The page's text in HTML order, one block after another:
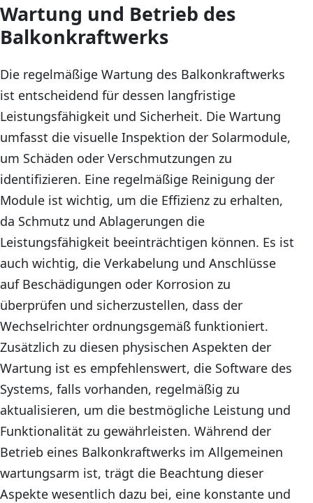
Wartung und Betrieb des
Balkonkraftwerks
Die regelmäßige Wartung des Balkonkraftwerks
ist entscheidend für dessen langfristige
Leistungsfähigkeit und Sicherheit. Die Wartung
umfasst die visuelle Inspektion der Solarmodule,
um Schäden oder Verschmutzungen zu
identifizieren. Eine regelmäßige Reinigung der
Module ist wichtig, um die Effizienz zu erhalten,
da Schmutz und Ablagerungen die
Leistungsfähigkeit beeinträchtigen können. Es ist
auch wichtig, die Verkabelung und Anschlüsse
auf Beschädigungen oder Korrosion zu
überprüfen und sicherzustellen, dass der
Wechselrichter ordnungsgemäß funktioniert.
Zusätzlich zu diesen physischen Aspekten der
Wartung ist es empfehlenswert, die Software des
Systems, falls vorhanden, regelmäßig zu
aktualisieren, um die bestmögliche Leistung und
Funktionalität zu gewährleisten. Während der
Betrieb eines Balkonkraftwerks im Allgemeinen
wartungsarm ist, trägt die Beachtung dieser
Aspekte wesentlich dazu bei, eine konstante und